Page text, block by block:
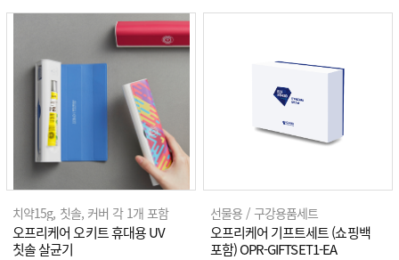
치약15g, 칫솔, 커버 각 1개 포함
오프리케어 오키트 휴대용 UV
칫솔 살균기
선물용 / 구강용품세트
오프리케어 기프트세트 (쇼핑백
포함) OPR-GIFTSET1-EA